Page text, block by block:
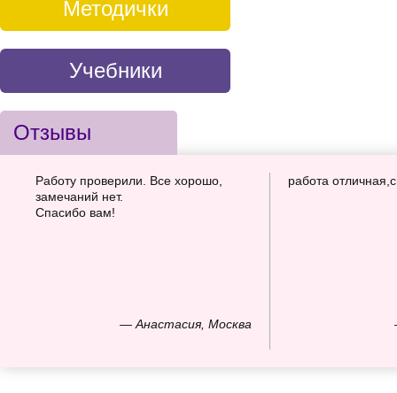
Методички
Учебники
Отзывы
— Анастасия, Москва
Работу проверили. Все хорошо,
замечаний нет.
Спасибо вам!
работа